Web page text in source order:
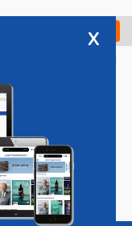
Check in
Vacatures
x